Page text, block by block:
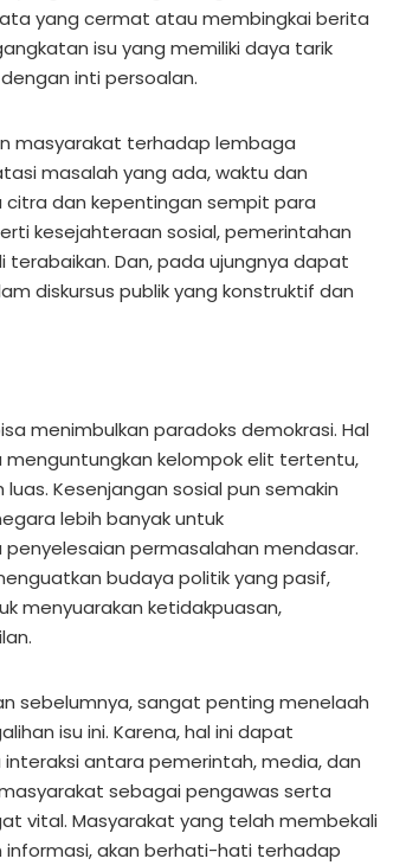
yang cermat atau membingkai berita
isu yang memiliki daya tarik
inti persoalan.
masyarakat terhadap lembaga
masalah yang ada, waktu dan
dan kepentingan sempit para
kesejahteraan sosial, pemerintahan
terabaikan. Dan, pada ujungnya dapat
diskursus publik yang konstruktif dan
menimbulkan paradoks demokrasi. Hal
menguntungkan kelompok elit tertentu,
Kesenjangan sosial pun semakin
lebih banyak untuk
permasalahan mendasar.
budaya politik yang pasif,
menyuarakan ketidakpuasan,
sebelumnya, sangat penting menelaah
isu ini. Karena, hal ini dapat
antara pemerintah, media, dan
sebagai pengawas serta
vital. Masyarakat yang telah membekali
informasi, akan berhati-hati terhadap